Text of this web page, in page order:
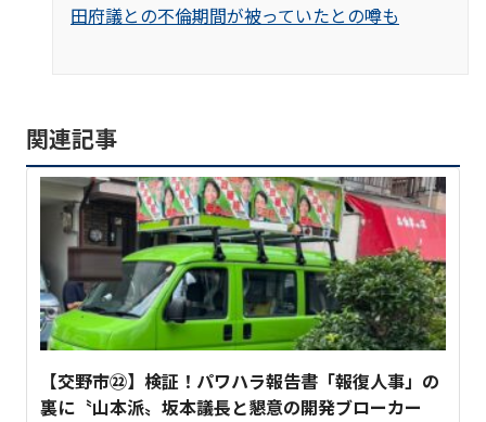
田府議との不倫期間が被っていたとの噂も
関連記事
【交野市㉒】検証！パワハラ報告書「報復人事」の
裏に〝山本派〟坂本議長と懇意の開発ブローカー